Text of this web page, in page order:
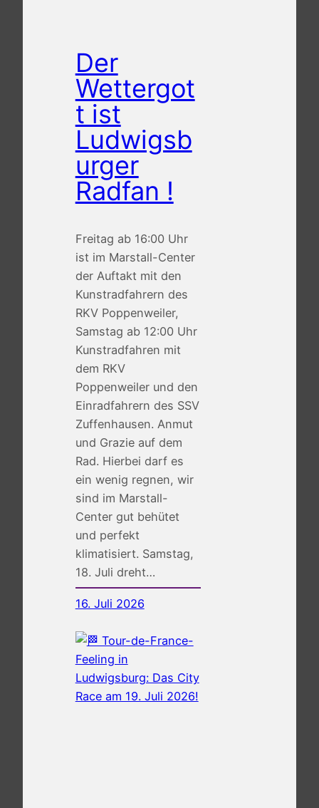
Der
Wettergot
t ist
Ludwigsb
urger
Radfan !
Freitag ab 16:00 Uhr
ist im Marstall-Center
der Auftakt mit den
Kunstradfahrern des
RKV Poppenweiler,
Samstag ab 12:00 Uhr
Kunstradfahren mit
dem RKV
Poppenweiler und den
Einradfahrern des SSV
Zuffenhausen. Anmut
und Grazie auf dem
Rad. Hierbei darf es
ein wenig regnen, wir
sind im Marstall-
Center gut behütet
und perfekt
klimatisiert. Samstag,
18. Juli dreht…
16. Juli 2026